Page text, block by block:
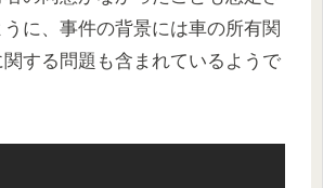
に、事件の背景には車の所有関
する問題も含まれているようで